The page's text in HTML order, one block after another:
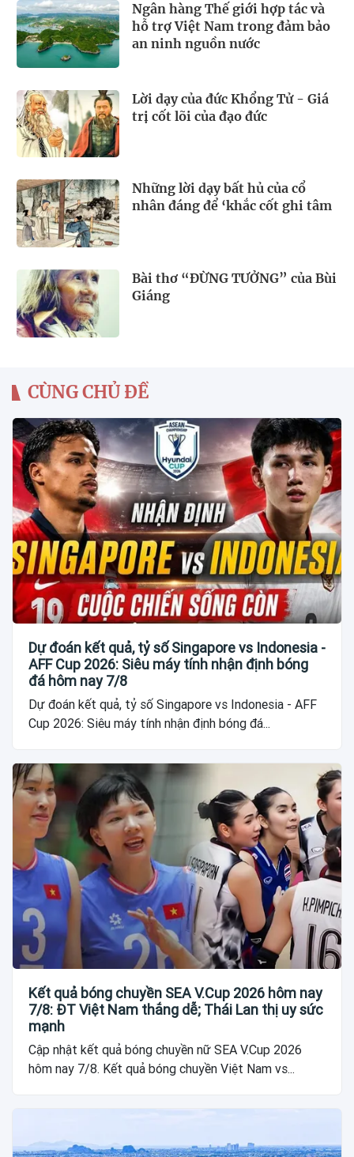
Ngân hàng Thế giới hợp tác và
hỗ trợ Việt Nam trong đảm bảo
an ninh nguồn nước
Lời dạy của đức Khổng Tử - Giá
trị cốt lõi của đạo đức
Những lời dạy bất hủ của cổ
nhân đáng để ‘khắc cốt ghi tâm
Bài thơ “ĐỪNG TƯỞNG” của Bùi
Giáng
CÙNG CHỦ ĐỀ
Dự đoán kết quả, tỷ số Singapore vs Indonesia -
AFF Cup 2026: Siêu máy tính nhận định bóng
đá hôm nay 7/8
Dự đoán kết quả, tỷ số Singapore vs Indonesia - AFF
Cup 2026: Siêu máy tính nhận định bóng đá...
Kết quả bóng chuyền SEA V.Cup 2026 hôm nay
7/8: ĐT Việt Nam thắng dễ; Thái Lan thị uy sức
mạnh
Cập nhật kết quả bóng chuyền nữ SEA V.Cup 2026
hôm nay 7/8. Kết quả bóng chuyền Việt Nam vs...